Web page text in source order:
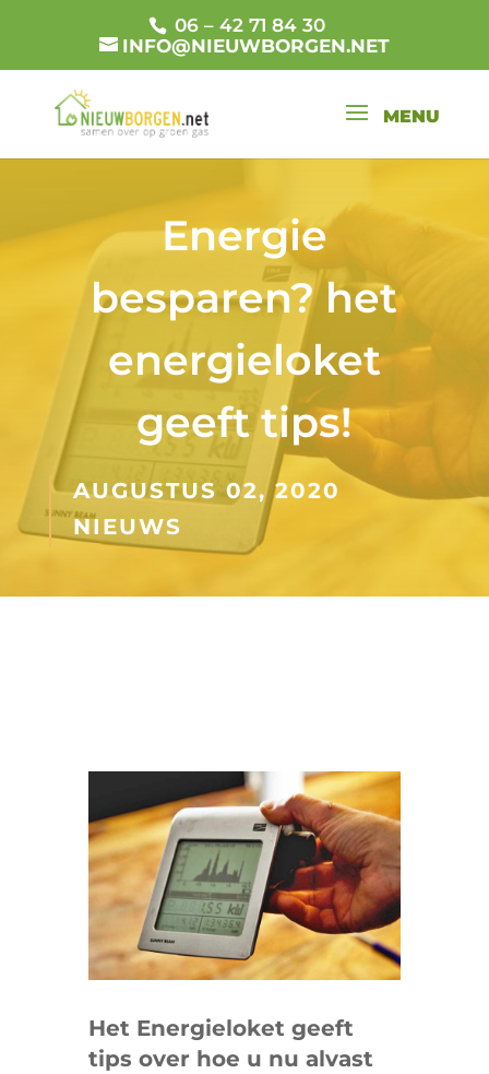
06 – 42 71 84 30
INFO@NIEUWBORGEN.NET
Energie
besparen? het
energieloket
geeft tips!
AUGUSTUS 02, 2020
NIEUWS
Het Energieloket geeft
tips over hoe u nu alvast